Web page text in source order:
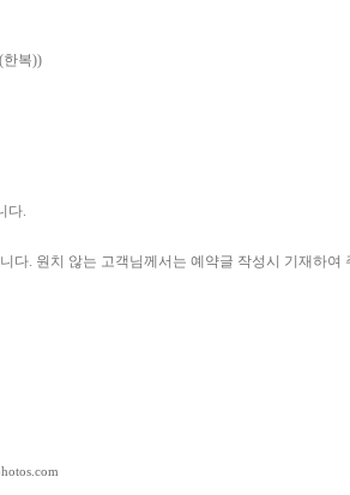
한복))
다.
다. 원치 않는 고객님께서는 예약글 작성시 기재하여